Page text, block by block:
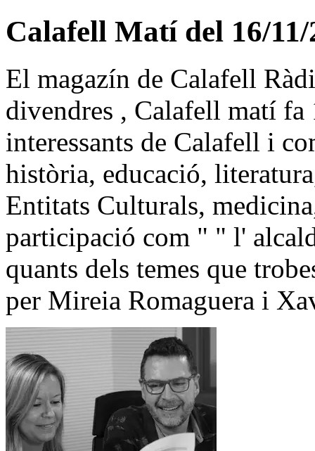
Calafell Matí del 16/11/
El magazín de Calafell
divendres , Calafell matí fa
interessants de Calafell i
història, educació,
Entitats Culturals,
participació com " " l'
quants dels temes que
per Mireia Romaguera i